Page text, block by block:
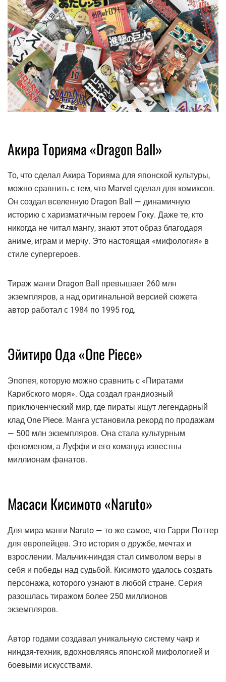
Акира Торияма «Dragon Ball»
То, что сделал Акира Торияма для японской культуры,
можно сравнить с тем, что Marvel сделал для комиксов.
Он создал вселенную Dragon Ball — динамичную
историю с харизматичным героем Гоку. Даже те, кто
никогда не читал мангу, знают этот образ благодаря
аниме, играм и мерчу. Это настоящая «мифология» в
стиле супергероев.
Тираж манги Dragon Ball превышает 260 млн
экземпляров, а над оригинальной версией сюжета
автор работал с 1984 по 1995 год.
Эйитиро Ода «One Piece»
Эпопея, которую можно сравнить с «Пиратами
Карибского моря». Ода создал грандиозный
приключенческий мир, где пираты ищут легендарный
клад One Piece. Манга установила рекорд по продажам
— 500 млн экземпляров. Она стала культурным
феноменом, а Луффи и его команда известны
миллионам фанатов.
Масаси Кисимото «Naruto»
Для мира манги Naruto — то же самое, что Гарри Поттер
для европейцев. Это история о дружбе, мечтах и
взрослении. Мальчик-ниндзя стал символом веры в
себя и победы над судьбой. Кисимото удалось создать
персонажа, которого узнают в любой стране. Серия
разошлась тиражом более 250 миллионов
экземпляров.
Автор годами создавал уникальную систему чакр и
ниндзя-техник, вдохновляясь японской мифологией и
боевыми искусствами.